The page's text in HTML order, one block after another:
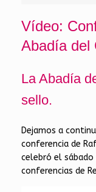
Vídeo:
Abadía del
La Abadía
sello.
Dejamos a
conferencia de
celebró el
conferencias de